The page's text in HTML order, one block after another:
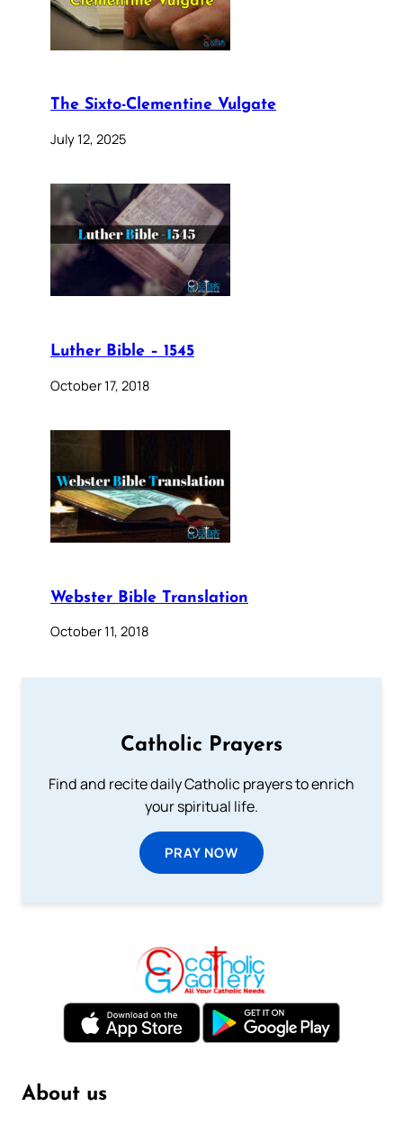
The Sixto-Clementine Vulgate
July 12, 2025
Luther Bible – 1545
October 17, 2018
Webster Bible Translation
October 11, 2018
Catholic Prayers
Find and recite daily Catholic prayers to enrich
your spiritual life.
PRAY NOW
About us